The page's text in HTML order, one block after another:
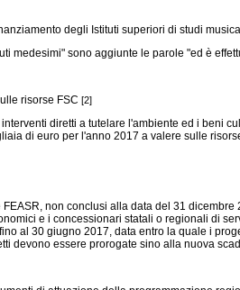
degli Istituti superiori di studi
medesimi" sono aggiunte le parole "ed è
risorse FSC [2]
diretti a tutelare l'ambiente ed i beni
di euro per l'anno 2017 a valere sulle
non conclusi alla data del 31
e i concessionari statali o regionali di
al 30 giugno 2017, data entro la quale i
devono essere prorogate sino alla nuova